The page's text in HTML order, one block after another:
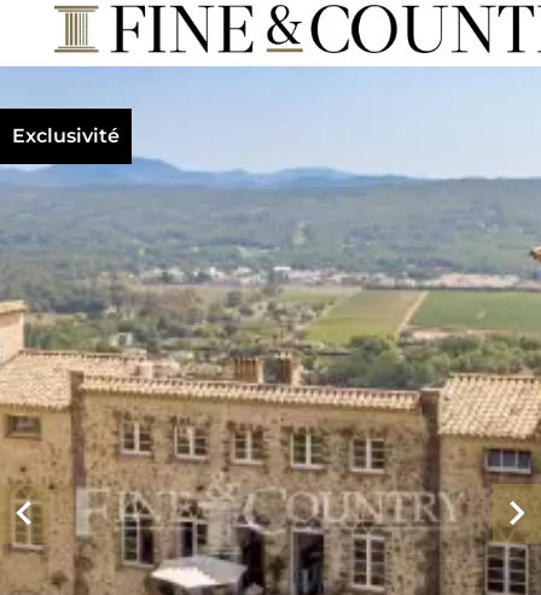
Exclusivité